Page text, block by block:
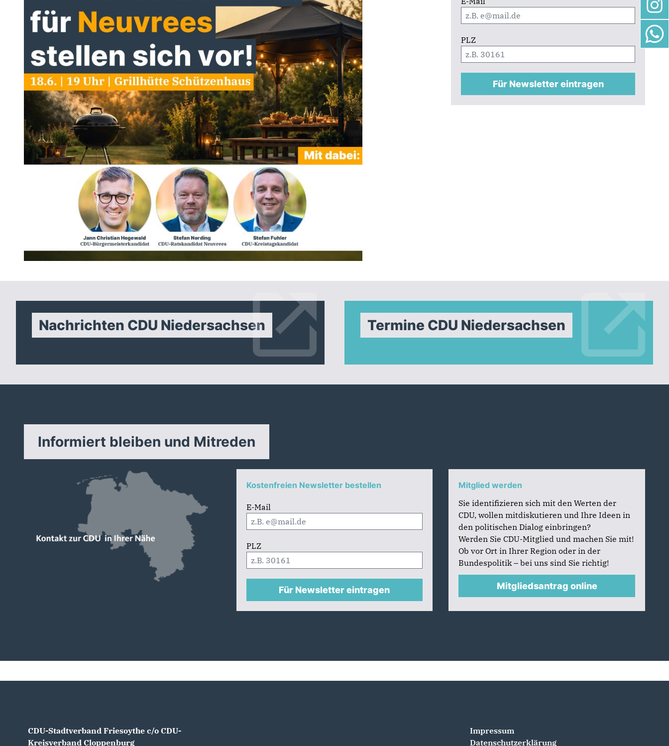
PLZ
Für Newsletter eintragen
Nachrichten CDU Niedersachsen Termine CDU Niedersachsen
Informiert bleiben und Mitreden
Kostenfreien Newsletter bestellen
E-Mail
PLZ
Für Newsletter eintragen
Mitglied werden
Sie identifizieren sich mit den Werten der
CDU, wollen mitdiskutieren und Ihre Ideen in
den politischen Dialog einbringen?
Werden Sie CDU-Mitglied und machen Sie mit!
Ob vor Ort in Ihrer Region oder in der
Bundespolitik – bei uns sind Sie richtig!
Mitgliedsantrag online
CDU-Stadtverband Friesoythe c/o CDU-
Kreisverband Cloppenburg
Impressum
Datenschutzerklärung